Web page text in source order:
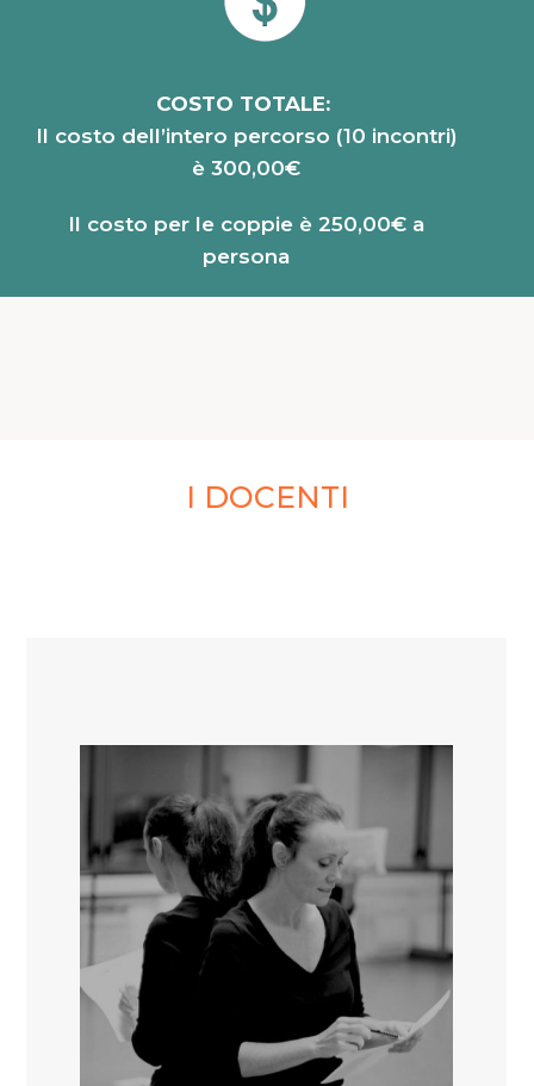
COSTO TOTALE:
Il costo dell’intero percorso (10 incontri)
è 300,00€
Il costo per le coppie è 250,00€ a
persona
I DOCENTI